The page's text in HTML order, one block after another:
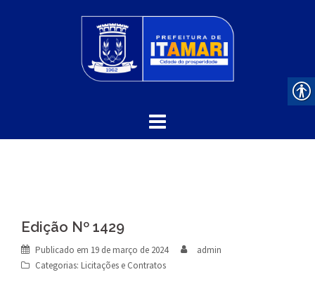
Edição Nº 1429
Publicado em 19 de março de 2024
admin
Categorias: Licitações e Contratos